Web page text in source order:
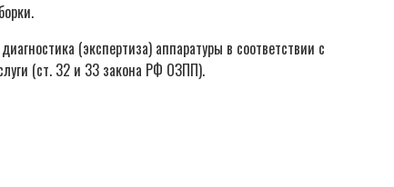
(экспертиза) аппаратуры в соответствии с
(ст. 32 и 33 закона РФ ОЗПП).